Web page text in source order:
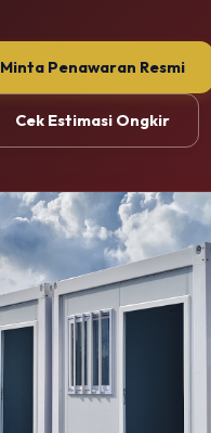
Minta Penawaran Resmi
Cek Estimasi Ongkir